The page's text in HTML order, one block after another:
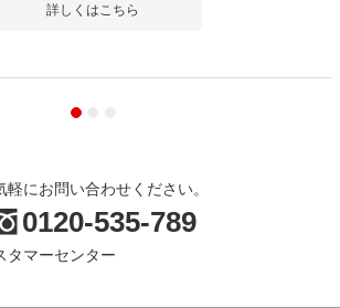
詳しくはこちら
軽にお問い合わせください。
0120-535-789
タマーセンター